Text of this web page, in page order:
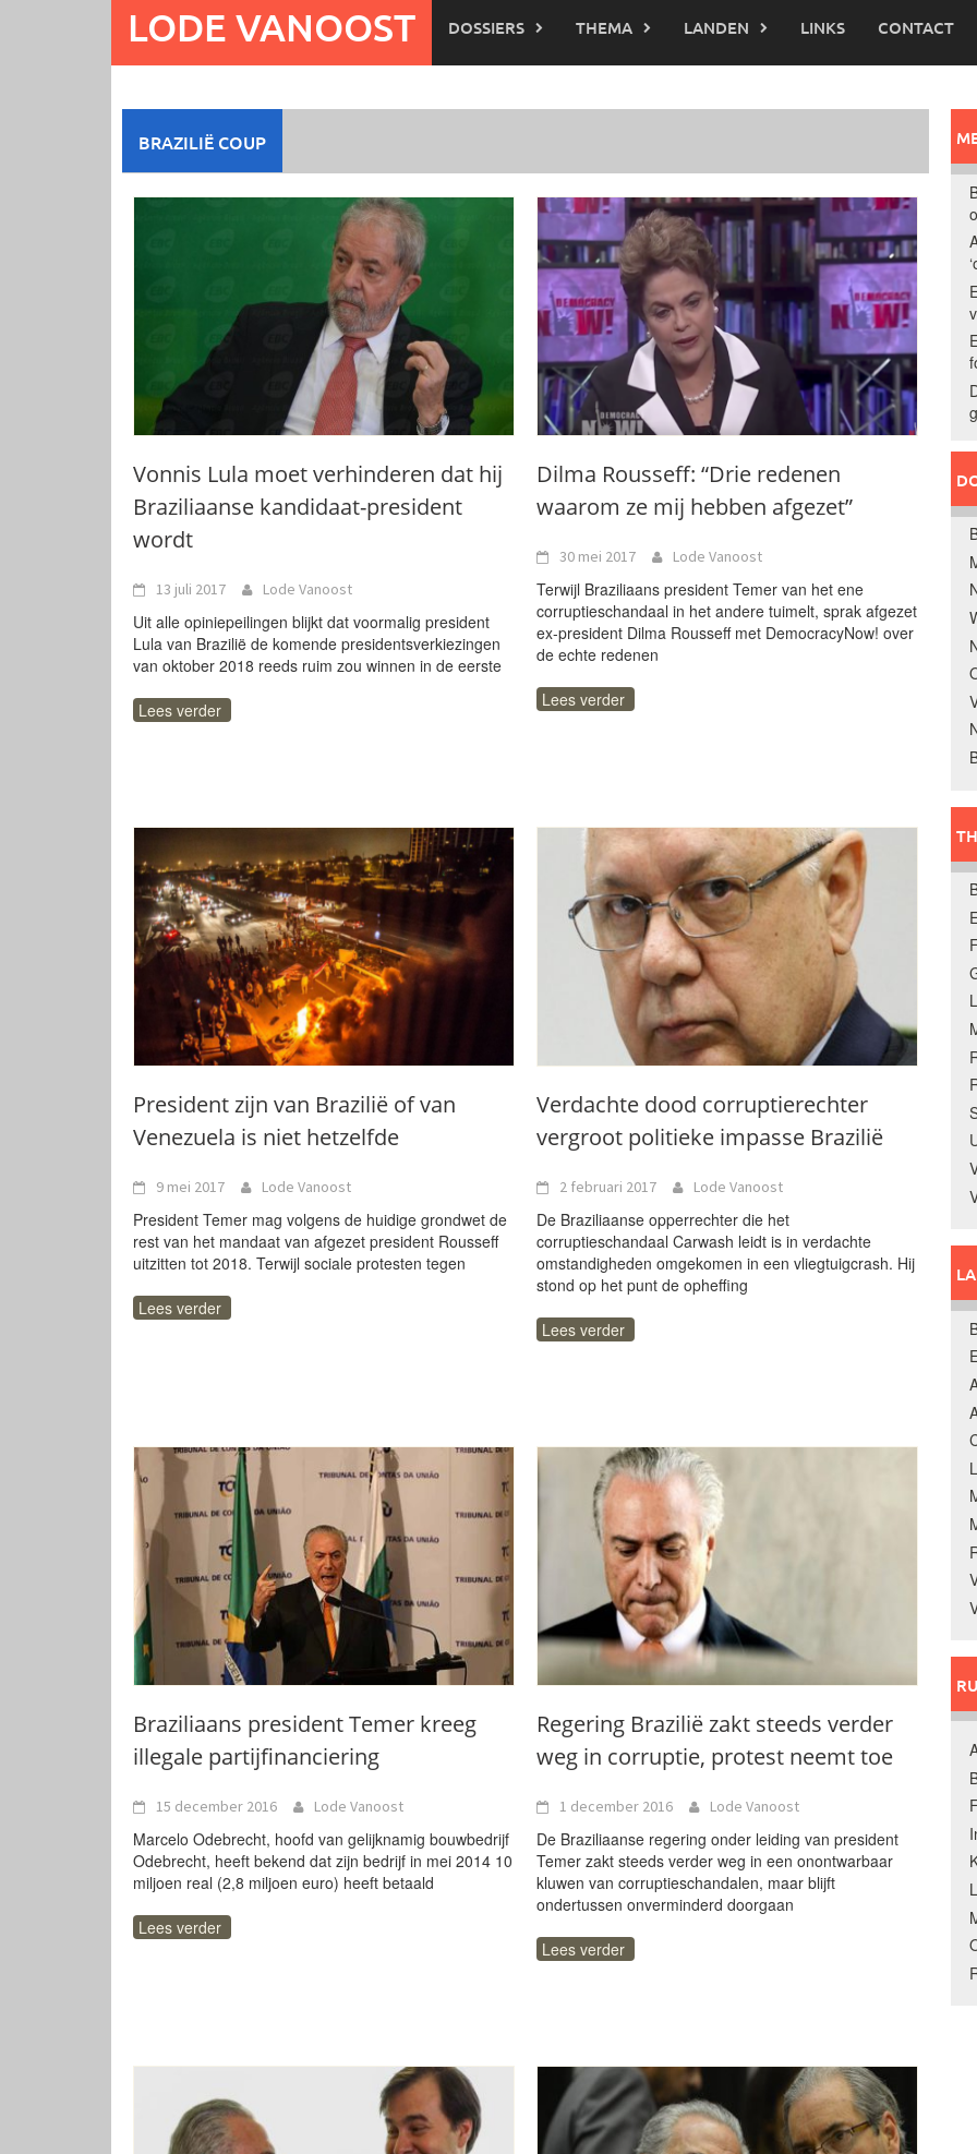
LODE VANOOST DOSSIERS THEMA LANDEN LINKS CONTACT
BRAZILIË COUP
Vonnis Lula moet verhinderen dat hij
Braziliaanse kandidaat-president
wordt
13 juli 2017 Lode Vanoost
Uit alle opiniepeilingen blijkt dat voormalig president
Lula van Brazilië de komende presidentsverkiezingen
van oktober 2018 reeds ruim zou winnen in de eerste
Lees verder
Dilma Rousseff: “Drie redenen
waarom ze mij hebben afgezet”
30 mei 2017 Lode Vanoost
Terwijl Braziliaans president Temer van het ene
corruptieschandaal in het andere tuimelt, sprak afgezet
ex-president Dilma Rousseff met DemocracyNow! over
de echte redenen
Lees verder
President zijn van Brazilië of van
Venezuela is niet hetzelfde
9 mei 2017 Lode Vanoost
President Temer mag volgens de huidige grondwet de
rest van het mandaat van afgezet president Rousseff
uitzitten tot 2018. Terwijl sociale protesten tegen
Lees verder
Verdachte dood corruptierechter
vergroot politieke impasse Brazilië
2 februari 2017 Lode Vanoost
De Braziliaanse opperrechter die het
corruptieschandaal Carwash leidt is in verdachte
omstandigheden omgekomen in een vliegtuigcrash. Hij
stond op het punt de opheffing
Lees verder
Braziliaans president Temer kreeg
illegale partijfinanciering
15 december 2016 Lode Vanoost
Marcelo Odebrecht, hoofd van gelijknamig bouwbedrijf
Odebrecht, heeft bekend dat zijn bedrijf in mei 2014 10
miljoen real (2,8 miljoen euro) heeft betaald
Lees verder
Regering Brazilië zakt steeds verder
weg in corruptie, protest neemt toe
1 december 2016 Lode Vanoost
De Braziliaanse regering onder leiding van president
Temer zakt steeds verder weg in een onontwarbaar
kluwen van corruptieschandalen, maar blijft
ondertussen onverminderd doorgaan
Lees verder